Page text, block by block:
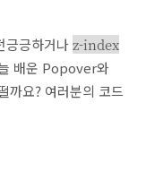
긍긍하거나 z-index
배운 Popover와
까요? 여러분의 코드